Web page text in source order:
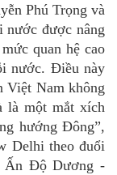
Phú Trọng và
nước được nâng
mức quan hệ cao
nước. Điều này
Việt Nam không
là một mắt xích
hướng Đông”,
Delhi theo đuổi
Ấn Độ Dương -